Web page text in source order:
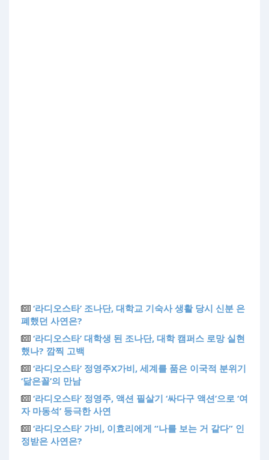
‘라디오스타’ 조나단, 대학교 기숙사 생활 당시 신분 은
폐했던 사연은?
‘라디오스타’ 대학생 된 조나단, 대학 캠퍼스 로망 실현
했나? 깜찍 고백
‘라디오스타’ 정영주X가비, 세계를 품은 이국적 분위기
‘닮은꼴’의 만남
‘라디오스타’ 정영주, 액션 필살기 ‘싸다구 액션’으로 ‘여
자 마동석’ 등극한 사연
‘라디오스타’ 가비, 이효리에게 “나를 보는 거 같다” 인
정받은 사연은?